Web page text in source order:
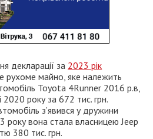
декларації за 2023 рік
рухоме майно, яке належить
Toyota 4Runner 2016 р.в,
2020 року за 672 тис. грн.
з’явився у дружини
вона стала власницею Jeep
380 тис. грн.